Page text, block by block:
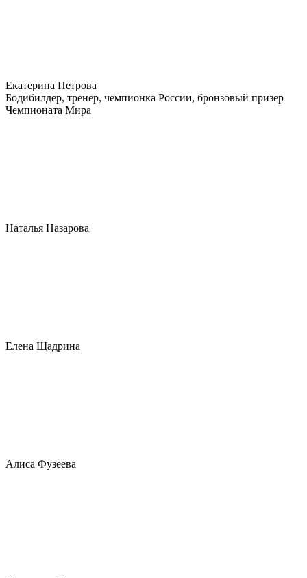
Екатерина Петрова
Бодибилдер, тренер, чемпионка России, бронзовый призер
Чемпионата Мира
Наталья Назарова
Елена Щадрина
Алиса Фузеева